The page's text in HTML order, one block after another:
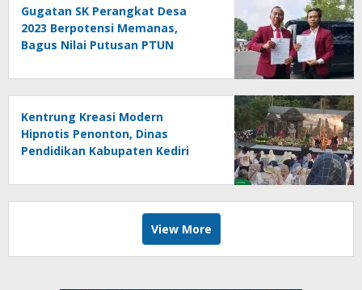
Gugatan SK Perangkat Desa
2023 Berpotensi Memanas,
Bagus Nilai Putusan PTUN
Kentrung Kreasi Modern
Hipnotis Penonton, Dinas
Pendidikan Kabupaten Kediri
View More